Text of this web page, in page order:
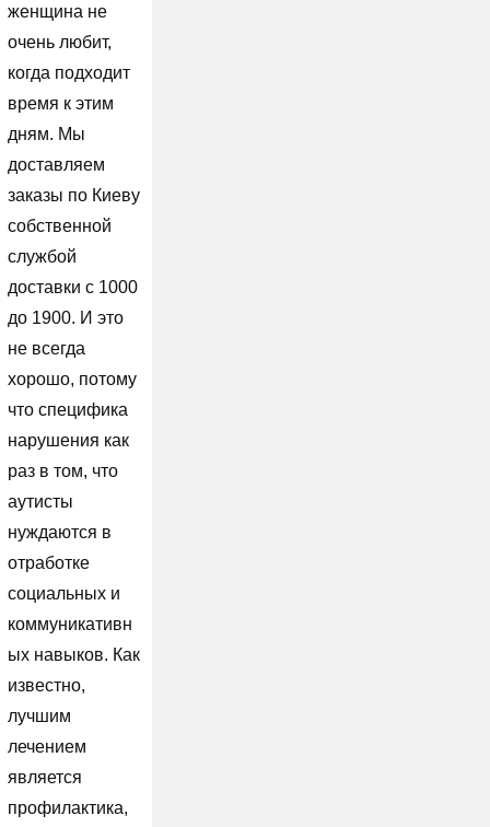
женщина не
очень любит,
когда подходит
время к этим
дням. Мы
доставляем
заказы по Киеву
собственной
службой
доставки с 1000
до 1900. И это
не всегда
хорошо, потому
что специфика
нарушения как
раз в том, что
аутисты
нуждаются в
отработке
социальных и
коммуникативн
ых навыков. Как
известно,
лучшим
лечением
является
профилактика,